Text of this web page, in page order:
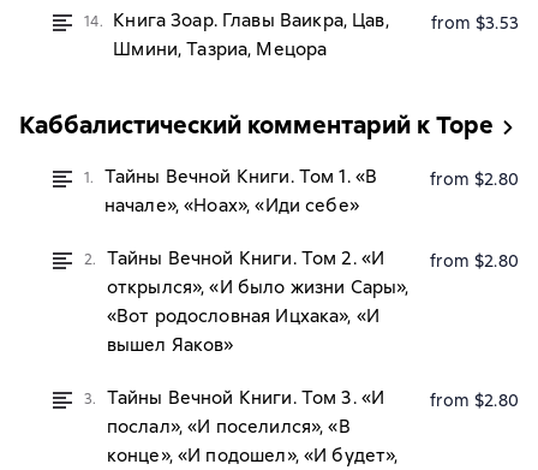
14.
Книга Зоар. Главы Ваикра, Цав,
Шмини, Тазриа, Мецора
from $3.53
Каббалистический комментарий к Торе
1.
Тайны Вечной Книги. Том 1. «В
начале», «Ноах», «Иди себе»
from $2.80
2.
Тайны Вечной Книги. Том 2. «И
открылся», «И было жизни Сары»,
«Вот родословная Ицхака», «И
вышел Яаков»
from $2.80
3.
Тайны Вечной Книги. Том 3. «И
послал», «И поселился», «В
конце», «И подошел», «И будет»,
from $2.80